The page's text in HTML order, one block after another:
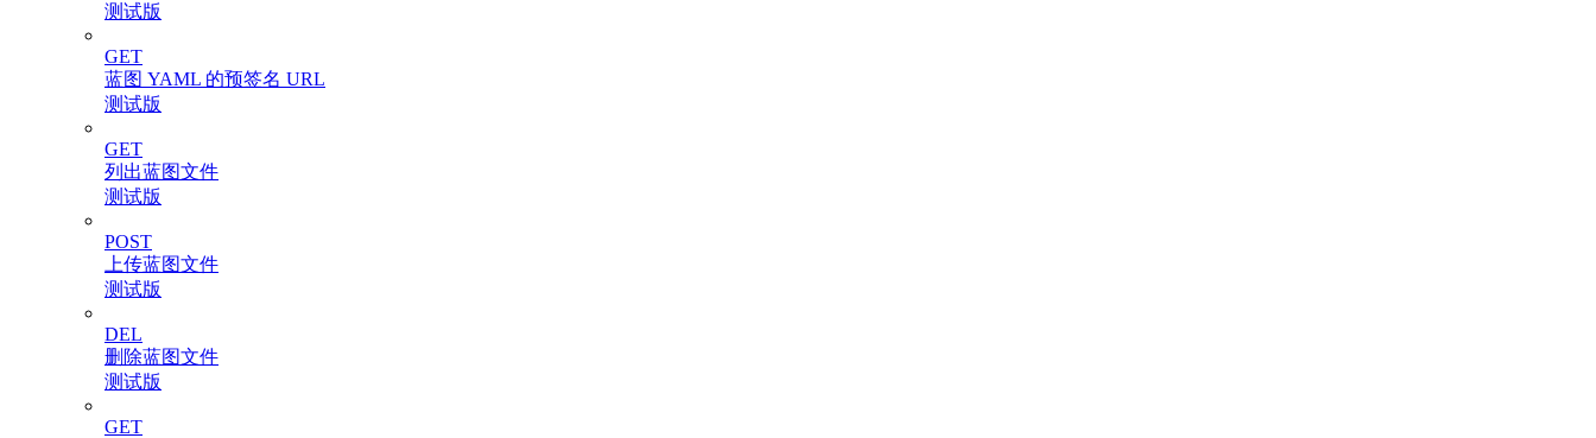
测试版
GET
蓝图 YAML 的预签名 URL
测试版
GET
列出蓝图文件
测试版
POST
上传蓝图文件
测试版
DEL
删除蓝图文件
测试版
GET